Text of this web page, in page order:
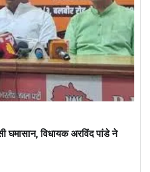
घमासान, विधायक अरविंद पांडे ने